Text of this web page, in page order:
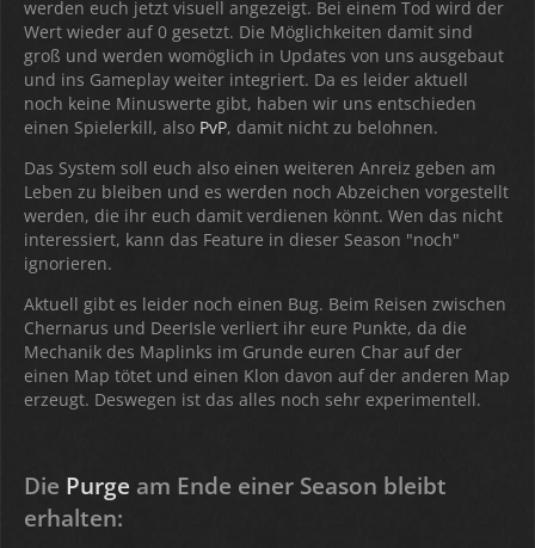
werden euch jetzt visuell angezeigt. Bei einem Tod wird der
Wert wieder auf 0 gesetzt. Die Möglichkeiten damit sind
groß und werden womöglich in Updates von uns ausgebaut
und ins Gameplay weiter integriert. Da es leider aktuell
noch keine Minuswerte gibt, haben wir uns entschieden
einen Spielerkill, also PvP, damit nicht zu belohnen.
Das System soll euch also einen weiteren Anreiz geben am
Leben zu bleiben und es werden noch Abzeichen vorgestellt
werden, die ihr euch damit verdienen könnt. Wen das nicht
interessiert, kann das Feature in dieser Season "noch"
ignorieren.
Aktuell gibt es leider noch einen Bug. Beim Reisen zwischen
Chernarus und DeerIsle verliert ihr eure Punkte, da die
Mechanik des Maplinks im Grunde euren Char auf der
einen Map tötet und einen Klon davon auf der anderen Map
erzeugt. Deswegen ist das alles noch sehr experimentell.
Die Purge am Ende einer Season bleibt
erhalten: